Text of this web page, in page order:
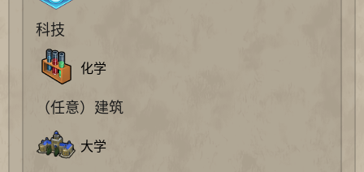
科技
化学
（任意）建筑
大学